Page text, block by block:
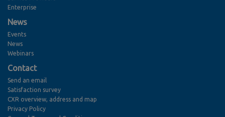
Enterprise
News
Events
News
Webinars
Contact
Send an email
Satisfaction survey
CXR overview, address and map
Privacy Policy